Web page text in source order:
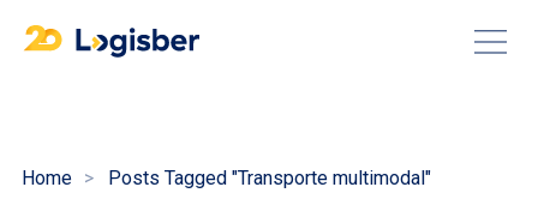
Home Posts Tagged "Transporte multimodal"